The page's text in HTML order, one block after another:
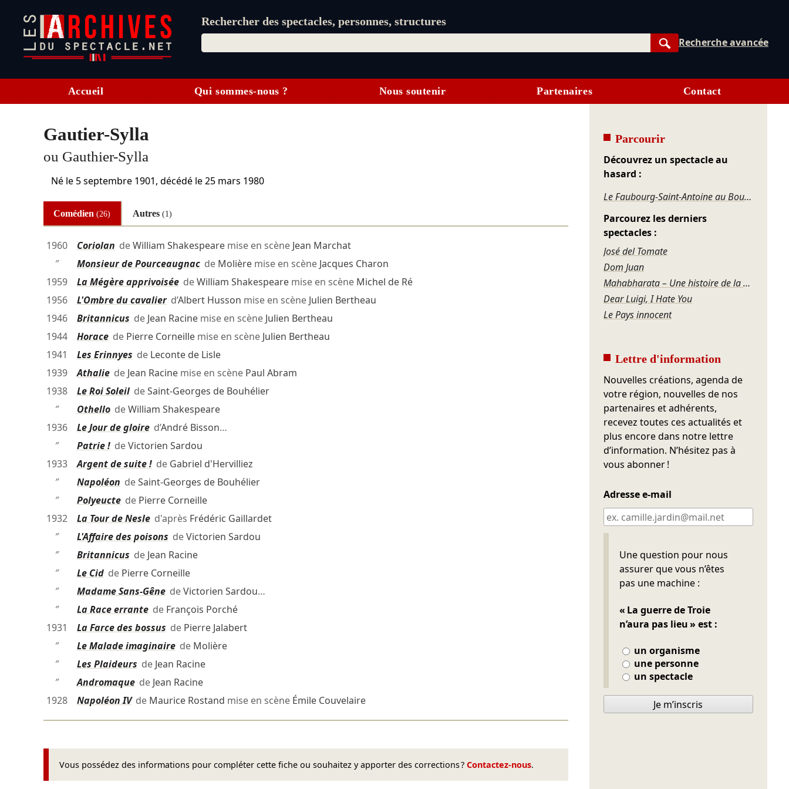
Rechercher des spectacles, personnes, structures
Rechercher
Recherche avancée
Accueil Qui sommes-nous ? Nous soutenir Partenaires Contact
Gautier-Sylla
ou Gauthier-Sylla
Né le 5 septembre 1901, décédé le25 mars 1980
Comédien(26) Autres (1)
1960 Coriolan deWilliam Shakespearemise en scène Jean Marchat
″
Monsieur de Pourceaugnacde Molièremise en scène Jacques Charon
1959
La Mégère apprivoiséedeWilliam Shakespearemise en scène Michel de Ré
1956
L'Ombre du cavalierd’Albert Husson mise en scène Julien Bertheau
1946
Britannicus de Jean Racinemise en scène Julien Bertheau
1944
Horacede Pierre Corneillemise en scène Julien Bertheau
1941
Les Erinnyes de Leconte de Lisle
1939
Athaliede Jean Racinemise en scène Paul Abram
1938
Le Roi SoleildeSaint-Georges de Bouhélier
″
OthellodeWilliam Shakespeare
1936
Le Jour de gloired’André Bisson…
″
Patrie !deVictorien Sardou
1933
Argent de suite !de Gabriel d'Hervilliez
″
Napoléon deSaint-Georges de Bouhélier
″
Polyeuctede Pierre Corneille
1932
La Tour de Nesled'après Frédéric Gaillardet
″
L'Affaire des poisons deVictorien Sardou
″
Britannicus de Jean Racine
″
Le Cidde Pierre Corneille
″
Madame Sans-GênedeVictorien Sardou…
″
La Race errantede François Porché
1931
La Farce des bossus de Pierre Jalabert
″
Le Malade imaginairede Molière
″
Les Plaideurs de Jean Racine
″
Andromaquede Jean Racine
1928
Napoléon IVde Maurice Rostand mise en scène Émile Couvelaire
Vous possédez des informations pour compléter cette fiche ou souhaitez y apporter des corrections ? Contactez-nous.
Parcourir
Découvrez un spectacle au
hasard :
Le Faubourg-Saint-Antoine au Boulevard du Temple
Parcourez les derniers
spectacles :
José del Tomate
Dom Juan
Mahabharata – Une histoire de la violence
Dear Luigi, I Hate You
Le Pays innocent
Lettre d'information
Nouvelles créations, agenda de
votre région, nouvelles de nos
partenaires et adhérents,
recevez toutes ces actualités et
plus encore dans notre lettre
d’information. N’hésitez pas à
vous abonner !
Adresse e-mail
Une question pour nous
assurer que vous n’êtes
pas une machine :
« La guerre de Troie
n’aura pas lieu » est :
un organisme
une personne
un spectacle
Ne pas remplir
Je m’inscris